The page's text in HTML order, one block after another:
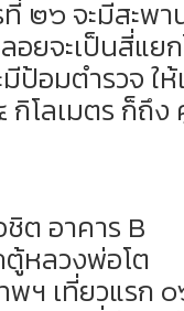
๒๖ จะมีสะพ
อยจะเป็นสี่แย
ป้อมตำรวจ ให้
กิโลเมตร ก็ถึ
ต อาคาร B
หลวงพ่อโต
ฯ เที่ยวแรก